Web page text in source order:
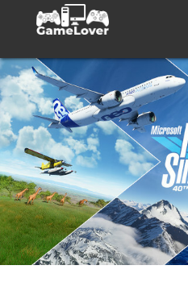
Поиск
ПЕРЕЙТИ
СОДЕРЖИМОМУ